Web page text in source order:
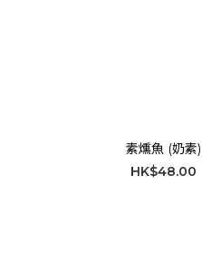
素燻魚 (奶素)
HK$48.00